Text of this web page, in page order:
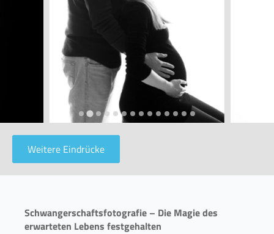
Weitere Eindrücke
Schwangerschaftsfotografie – Die Magie des
erwarteten Lebens festgehalten